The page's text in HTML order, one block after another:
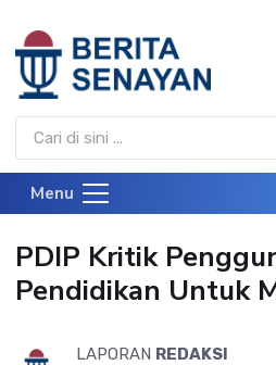
Menu
PDIP Kritik
Pendidikan Untuk
LAPORAN REDAKSI